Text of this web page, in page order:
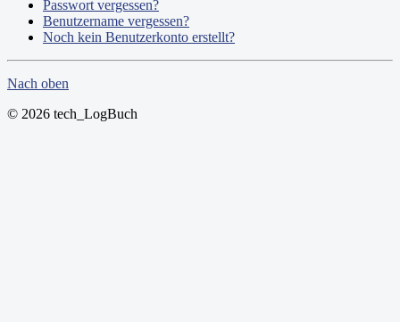
Passwort vergessen?
Benutzername vergessen?
Noch kein Benutzerkonto erstellt?
Nach oben
© 2026 tech_LogBuch